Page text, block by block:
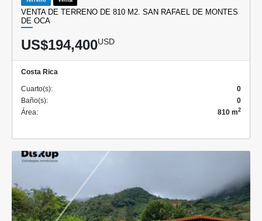
VENTA DE TERRENO DE 810 M2. SAN RAFAEL DE MONTES
DE OCA
US$194,400USD
Costa Rica
Cuarto(s):
0
Baño(s):
0
Área:
810 m2